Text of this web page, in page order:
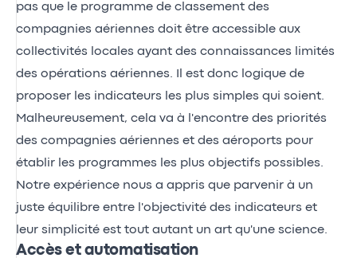
pas que le programme de classement des
compagnies aériennes doit être accessible aux
collectivités locales ayant des connaissances limités
des opérations aériennes. Il est donc logique de
proposer les indicateurs les plus simples qui soient.
Malheureusement, cela va à l'encontre des priorités
des compagnies aériennes et des aéroports pour
établir les programmes les plus objectifs possibles.
Notre expérience nous a appris que parvenir à un
juste équilibre entre l'objectivité des indicateurs et
leur simplicité est tout autant un art qu'une science.
Accès et automatisation